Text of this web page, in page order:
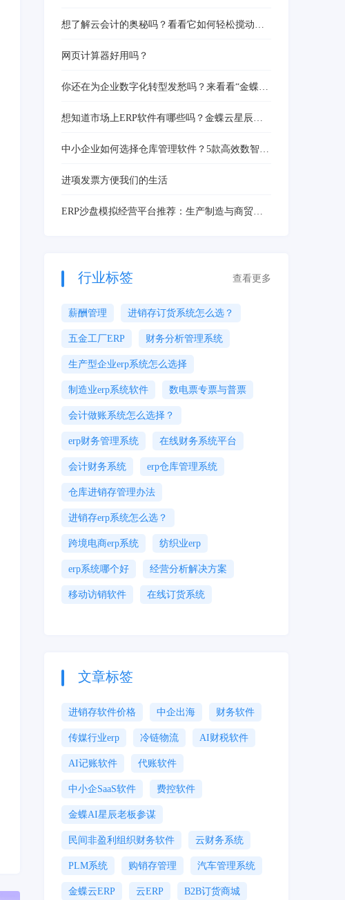
想了解云会计的奥秘吗？看看它如何轻松搅动传
网页计算器好用吗？
你还在为企业数字化转型发愁吗？来看看“金蝶云
想知道市场上ERP软件有哪些吗？金蝶云星辰带
中小企业如何选择仓库管理软件？5款高效数智化
进项发票方便我们的生活
ERP沙盘模拟经营平台推荐：生产制造与商贸零
行业标签 查看更多
薪酬管理 进销存订货系统怎么选？
五金工厂ERP 财务分析管理系统
生产型企业erp系统怎么选择
制造业erp系统软件 数电票专票与普票
会计做账系统怎么选择？
erp财务管理系统 在线财务系统平台
会计财务系统 erp仓库管理系统
仓库进销存管理办法
进销存erp系统怎么选？
跨境电商erp系统 纺织业erp
erp系统哪个好 经营分析解决方案
移动访销软件 在线订货系统
文章标签
进销存软件价格 中企出海 财务软件
传媒行业erp 冷链物流 AI财税软件
AI记账软件 代账软件
中小企SaaS软件 费控软件
金蝶AI星辰老板参谋
民间非盈利组织财务软件 云财务系统
PLM系统 购销存管理 汽车管理系统
金蝶云ERP 云ERP B2B订货商城